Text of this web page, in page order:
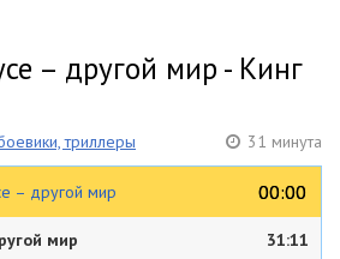
– другой мир - Кинг
триллеры 31 минута
– другой мир 00:00
00:00
мир 31:11